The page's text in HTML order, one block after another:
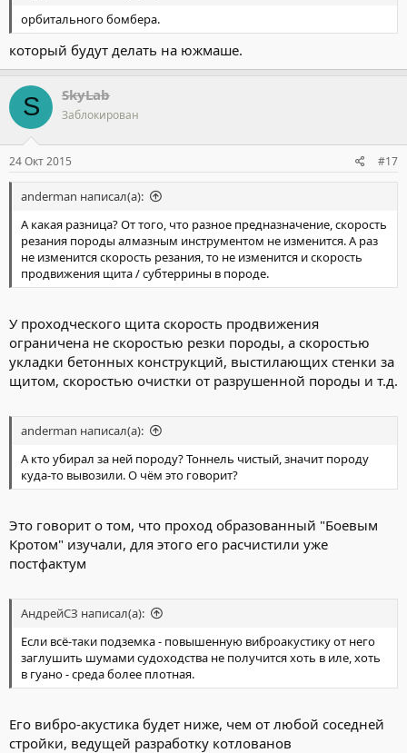
орбитального бомбера.
который будут делать на южмаше.
S SkyLab
Заблокирован
24 Окт 2015 #17
anderman написал(а):
А какая разница? От того, что разное предназначение, скорость
резания породы алмазным инструментом не изменится. А раз
не изменится скорость резания, то не изменится и скорость
продвижения щита / субтеррины в породе.
У проходческого щита скорость продвижения
ограничена не скоростью резки породы, а скоростью
укладки бетонных конструкций, выстилающих стенки за
щитом, скоростью очистки от разрушенной породы и т.д.
anderman написал(а):
А кто убирал за ней породу? Тоннель чистый, значит породу
куда-то вывозили. О чём это говорит?
Это говорит о том, что проход образованный "Боевым
Кротом" изучали, для этого его расчистили уже
постфактум
АндрейСЗ написал(а):
Если всё-таки подземка - повышенную виброакустику от него
заглушить шумами судоходства не получится хоть в иле, хоть
в гуано - среда более плотная.
Его вибро-акустика будет ниже, чем от любой соседней
стройки, ведущей разработку котлованов